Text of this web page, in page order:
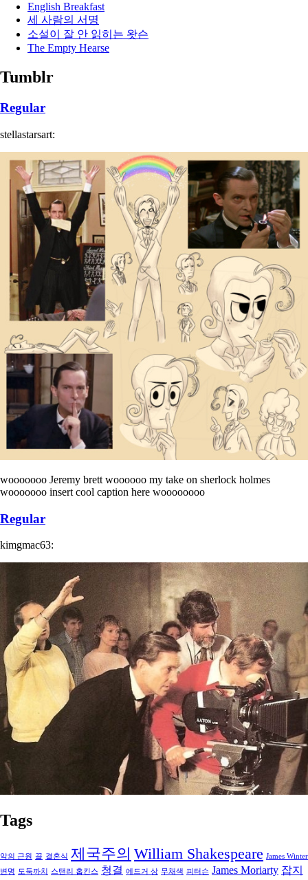
English Breakfast
세 사람의 서명
소설이 잘 안 읽히는 왓슨
The Empty Hearse
Tumblr
Regular
stellastarsart:
wooooooo Jeremy brett woooooo my take on sherlock holmes
wooooooo insert cool caption here woooooooo
Regular
kimgmac63:
Tags
악의 근원 끌 결혼식 제국주의 William Shakespeare James Winter
변명
도둑까치 스탠리 홉킨스 청결 에드거 상 무채색 피터슨 James Moriarty 잡지